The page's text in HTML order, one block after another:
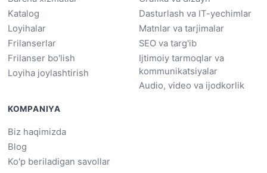
Katalog
Loyihalar
Frilanserlar
Frilanser bo'lish
Loyiha joylashtirish
Dasturlash va IT-yechimlar
Matnlar va tarjimalar
SEO va targ'ib
Ijtimoiy tarmoqlar va
kommunikatsiyalar
Audio, video va ijodkorlik
KOMPANIYA
Biz haqimizda
Blog
Ko'p beriladigan savollar